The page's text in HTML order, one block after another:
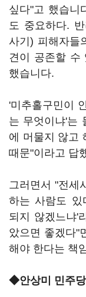
싶다"고 했습니
도 중요하다.
사기) 피해자들
견이 공존할 수
했습니다.
'미추홀구민이
는 무엇이냐'는
에 머물지 않고
때문"이라고 답
그러면서 "전세
하는 사람도 있
되지 않겠느냐'
았으면 좋겠다"
해야 한다는 책
◆안상미 민주당